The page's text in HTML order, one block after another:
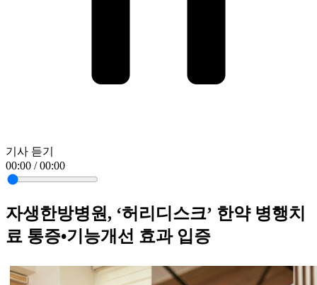
기사 듣기
00:00 / 00:00
자생한방병원, ‘허리디스크’ 한약 병행치
료 통증•기능개선 효과 입증